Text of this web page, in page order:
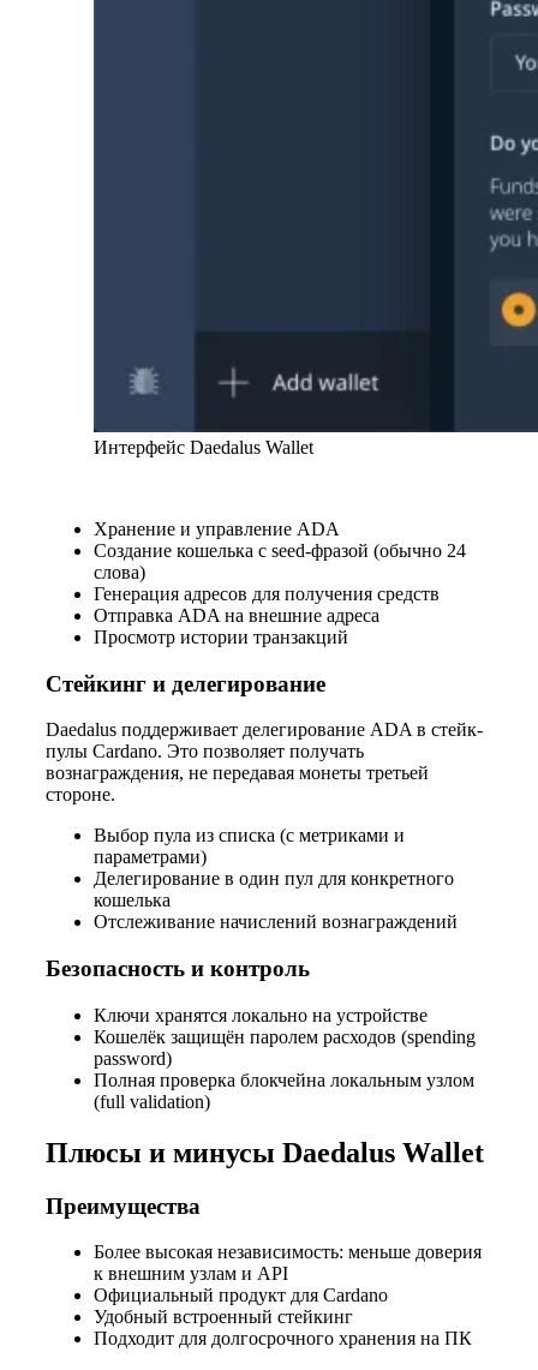
Интерфейс Daedalus Wallet
Хранение и управление ADA
Создание кошелька с seed-фразой (обычно 24
слова)
Генерация адресов для получения средств
Отправка ADA на внешние адреса
Просмотр истории транзакций
Стейкинг и делегирование
Daedalus поддерживает делегирование ADA в стейк-
пулы Cardano. Это позволяет получать
вознаграждения, не передавая монеты третьей
стороне.
Выбор пула из списка (с метриками и
параметрами)
Делегирование в один пул для конкретного
кошелька
Отслеживание начислений вознаграждений
Безопасность и контроль
Ключи хранятся локально на устройстве
Кошелёк защищён паролем расходов (spending
password)
Полная проверка блокчейна локальным узлом
(full validation)
Плюсы и минусы Daedalus Wallet
Преимущества
Более высокая независимость: меньше доверия
к внешним узлам и API
Официальный продукт для Cardano
Удобный встроенный стейкинг
Подходит для долгосрочного хранения на ПК